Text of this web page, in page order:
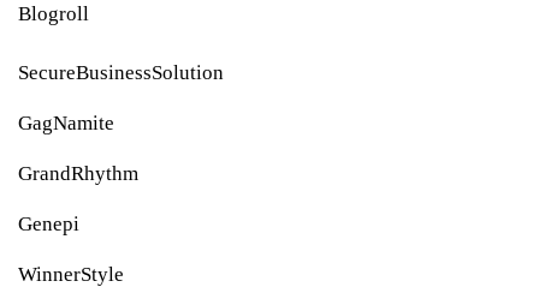
Blogroll
SecureBusinessSolution
GagNamite
GrandRhythm
Genepi
WinnerStyle